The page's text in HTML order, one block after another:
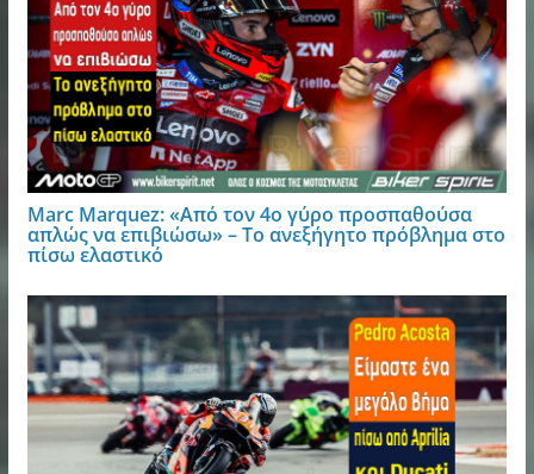
Marc Marquez: «Από τον 4ο γύρο προσπαθούσα
απλώς να επιβιώσω» – Το ανεξήγητο πρόβλημα στο
πίσω ελαστικό